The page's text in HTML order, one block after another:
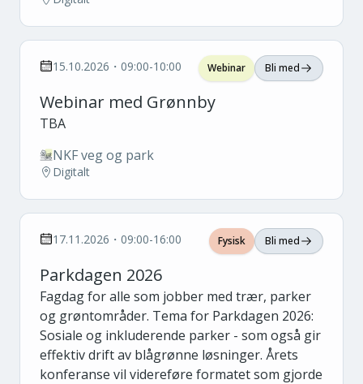
15.10.2026・09:00-10:00 Webinar Bli med
Webinar med Grønnby
TBA
NKF veg og park
Digitalt
17.11.2026・09:00-16:00 Fysisk Bli med
Parkdagen 2026
Fagdag for alle som jobber med trær, parker
og grøntområder. Tema for Parkdagen 2026:
Sosiale og inkluderende parker - som også gir
effektiv drift av blågrønne løsninger. Årets
konferanse vil videreføre formatet som gjorde